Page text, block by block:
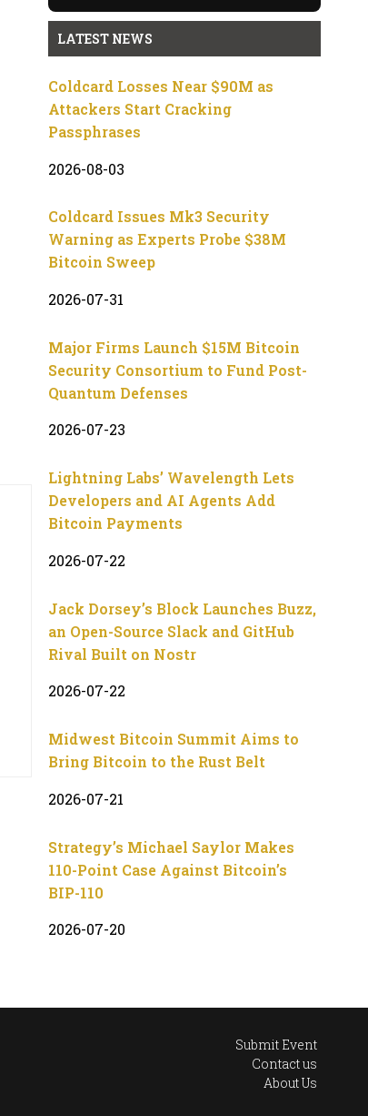
LATEST NEWS
Coldcard Losses Near $90M as
Attackers Start Cracking
Passphrases
2026-08-03
Coldcard Issues Mk3 Security
Warning as Experts Probe $38M
Bitcoin Sweep
2026-07-31
Major Firms Launch $15M Bitcoin
Security Consortium to Fund Post-
Quantum Defenses
2026-07-23
Lightning Labs’ Wavelength Lets
Developers and AI Agents Add
Bitcoin Payments
2026-07-22
Jack Dorsey’s Block Launches Buzz,
an Open-Source Slack and GitHub
Rival Built on Nostr
2026-07-22
Midwest Bitcoin Summit Aims to
Bring Bitcoin to the Rust Belt
2026-07-21
Strategy’s Michael Saylor Makes
110-Point Case Against Bitcoin’s
BIP-110
2026-07-20
Submit Event
Contact us
About Us